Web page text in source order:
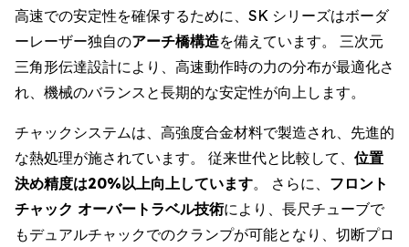
高速での安定性を確保するために、SK シリーズはボーダ
ーレーザー独自のアーチ橋構造を備えています。 三次元
三角形伝達設計により、高速動作時の力の分布が最適化さ
れ、機械のバランスと長期的な安定性が向上します。
チャックシステムは、高強度合金材料で製造され、先進的
な熱処理が施されています。 従来世代と比較して、 位置
決め精度は20%以上向上しています。 さらに、 フロント
チャック オーバートラベル技術により、長尺チューブで
もデュアルチャックでのクランプが可能となり、切断プロ